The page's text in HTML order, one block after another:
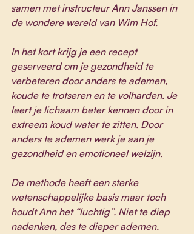
samen met instructeur Ann Janssen in
de wondere wereld van Wim Hof.
In het kort krijg je een recept
geserveerd om je gezondheid te
verbeteren door anders te ademen,
koude te trotseren en te volharden. Je
leert je lichaam beter kennen door in
extreem koud water te zitten. Door
anders te ademen werk je aan je
gezondheid en emotioneel welzijn.
De methode heeft een sterke
wetenschappelijke basis maar toch
houdt Ann het “luchtig”. Niet te diep
nadenken, des te dieper ademen.